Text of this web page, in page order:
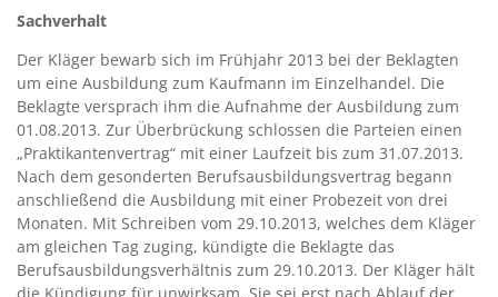
Sachverhalt
Der Kläger bewarb sich im Frühjahr 2013 bei der Beklagten
um eine Ausbildung zum Kaufmann im Einzelhandel. Die
Beklagte versprach ihm die Aufnahme der Ausbildung zum
01.08.2013. Zur Überbrückung schlossen die Parteien einen
„Praktikantenvertrag“ mit einer Laufzeit bis zum 31.07.2013.
Nach dem gesonderten Berufsausbildungsvertrag begann
anschließend die Ausbildung mit einer Probezeit von drei
Monaten. Mit Schreiben vom 29.10.2013, welches dem Kläger
am gleichen Tag zuging, kündigte die Beklagte das
Berufsausbildungsverhältnis zum 29.10.2013. Der Kläger hält